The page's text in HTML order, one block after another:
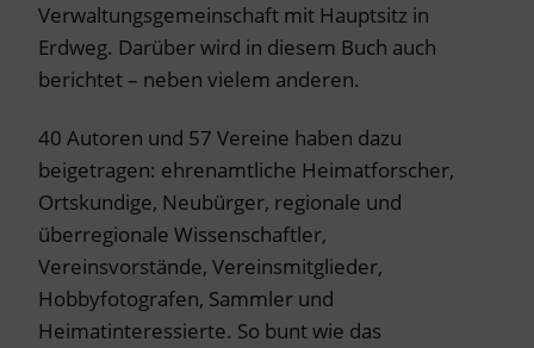
Verwaltungsgemeinschaft mit Hauptsitz in
Erdweg. Darüber wird in diesem Buch auch
berichtet – neben vielem anderen.
40 Autoren und 57 Vereine haben dazu
beigetragen: ehrenamtliche Heimatforscher,
Ortskundige, Neubürger, regionale und
überregionale Wissenschaftler,
Vereinsvorstände, Vereinsmitglieder,
Hobbyfotografen, Sammler und
Heimatinteressierte. So bunt wie das